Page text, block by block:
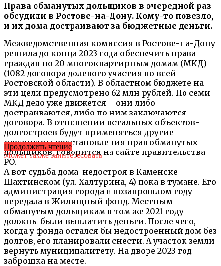
Права обманутых дольщиков в очередной раз
обсудили в Ростове-на-Дону. Кому-то повезло,
и их дома достраивают за бюджетные деньги.
Межведомственная комиссия в Ростове-на-Дону
решила до конца 2023 года обеспечить права
граждан по 20 многоквартирным домам (МКД)
(1082 договора долевого участия по всей
Ростовской области). В областном бюджете на
эти цели предусмотрено 62 млн рублей. По семи
МКД дело уже движется – они либо
достраиваются, либо по ним заключаются
договора. В отношении остальных объектов-
долгостроев будут применяться другие
механизмы восстановления прав обманутых
дольщиков, говорится на сайте правительства
РО.
А вот судьба дома-недостроя в Каменске-
Шахтинском (ул. Халтурина, 4) пока в тумане. Его
администрация города в позапрошлом году
передала в Жилищный фонд. Местным
обманутым дольщикам в том же 2021 году
должны были выплатить деньги. После чего,
когда у фонда остался бы недостроенный дом без
долгов, его планировали снести. А участок земли
вернуть муниципалитету. На дворе 2023 год –
заброшка на месте.
Продолжить чтение
Может также заинтересовать